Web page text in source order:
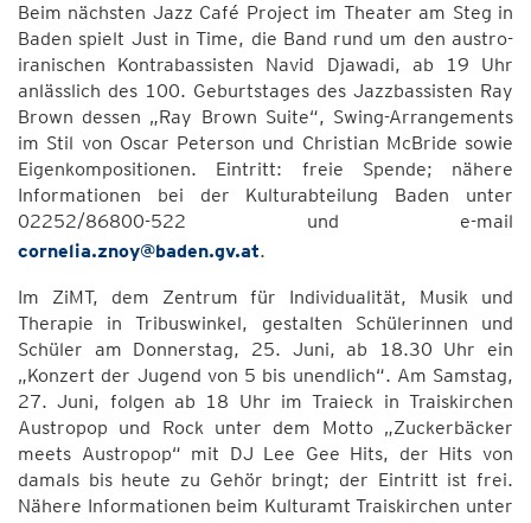
Beim nächsten Jazz Café Project im Theater am Steg in
Baden spielt Just in Time, die Band rund um den austro-
iranischen Kontrabassisten Navid Djawadi, ab 19 Uhr
anlässlich des 100. Geburtstages des Jazzbassisten Ray
Brown dessen „Ray Brown Suite“, Swing-Arrangements
im Stil von Oscar Peterson und Christian McBride sowie
Eigenkompositionen. Eintritt: freie Spende; nähere
Informationen bei der Kulturabteilung Baden unter
02252/86800-522 und e-mail
cornelia.znoy@baden.gv.at.
Im ZiMT, dem Zentrum für Individualität, Musik und
Therapie in Tribuswinkel, gestalten Schülerinnen und
Schüler am Donnerstag, 25. Juni, ab 18.30 Uhr ein
„Konzert der Jugend von 5 bis unendlich“. Am Samstag,
27. Juni, folgen ab 18 Uhr im Traieck in Traiskirchen
Austropop und Rock unter dem Motto „Zuckerbäcker
meets Austropop“ mit DJ Lee Gee Hits, der Hits von
damals bis heute zu Gehör bringt; der Eintritt ist frei.
Nähere Informationen beim Kulturamt Traiskirchen unter